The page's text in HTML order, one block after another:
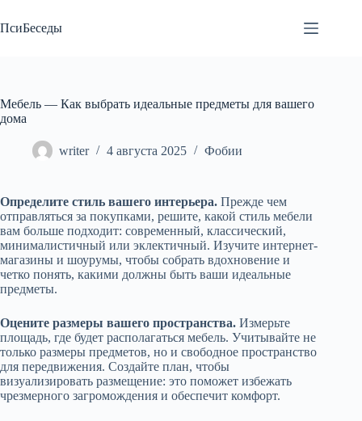
к
сути
ПсиБеседы
Мебель — Как выбрать идеальные предметы для вашего
дома
writer 4 августа 2025 Фобии
Определите стиль вашего интерьера. Прежде чем
отправляться за покупками, решите, какой стиль мебели
вам больше подходит: современный, классический,
минималистичный или эклектичный. Изучите интернет-
магазины и шоурумы, чтобы собрать вдохновение и
четко понять, какими должны быть ваши идеальные
предметы.
Оцените размеры вашего пространства. Измерьте
площадь, где будет располагаться мебель. Учитывайте не
только размеры предметов, но и свободное пространство
для передвижения. Создайте план, чтобы
визуализировать размещение: это поможет избежать
чрезмерного загромождения и обеспечит комфорт.